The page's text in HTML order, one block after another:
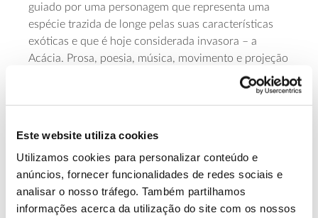
Este website utiliza cookies
Utilizamos cookies para personalizar conteúdo e
anúncios, fornecer funcionalidades de redes sociais e
analisar o nosso tráfego. Também partilhamos
informações acerca da utilização do site com os nossos
guiado por uma personagem que representa uma
espécie trazida de longe pelas suas características
exóticas e que é hoje considerada invasora – a
Acácia. Prosa, poesia, música, movimento e projeção
participantes, promovendo o seu gosto pela
natureza, leitura, fotografia e outras artes. Assessões
tarde (16:00).
Saiba mais sobre a Árvore da Vida